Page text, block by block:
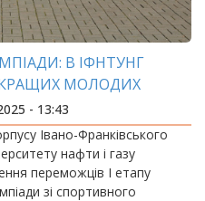
В ІФНТУНГ
МОЛОДИХ
ПРИКАРПАТТЯ
- 13:43
Івано-Франківського
нафти і газу
переможців І етапу
зі спортивного